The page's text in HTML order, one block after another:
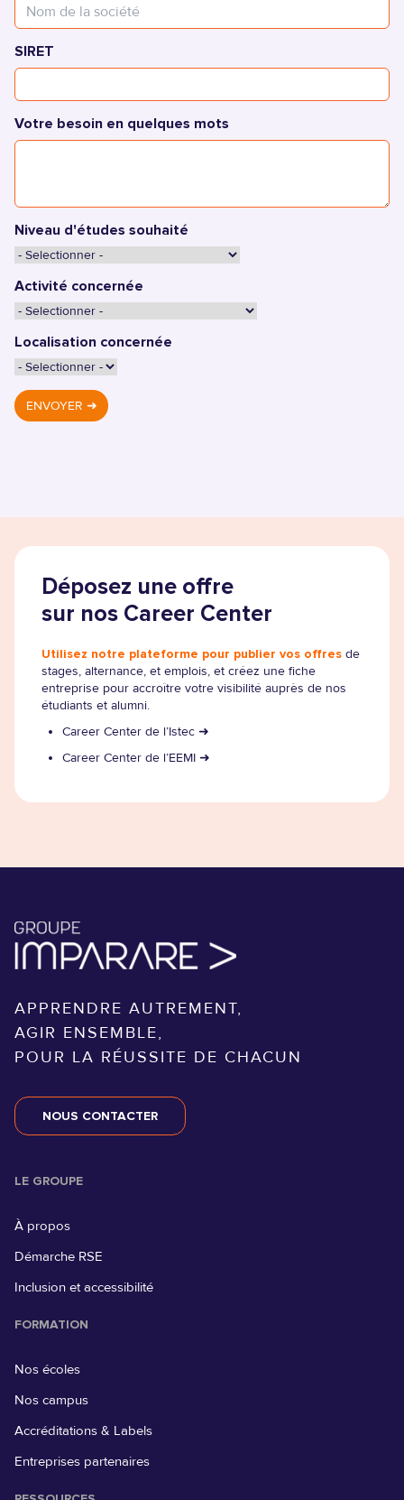
SIRET
Votre besoin en quelques mots
Niveau d'études souhaité
Activité concernée
Localisation concernée
ENVOYER ➜
Déposez une offre
sur nos Career Center
Utilisez notre plateforme pour publier vos offres de
stages, alternance, et emplois, et créez une fiche
entreprise pour accroître votre visibilité auprès de nos
étudiants et alumni.
Career Center de l’Istec ➜
Career Center de l’EEMI ➜
APPRENDRE AUTREMENT,
AGIR ENSEMBLE,
POUR LA RÉUSSITE DE CHACUN
NOUS CONTACTER
LE GROUPE
À propos
Démarche RSE
Inclusion et accessibilité
FORMATION
Nos écoles
Nos campus
Accréditations & Labels
Entreprises partenaires